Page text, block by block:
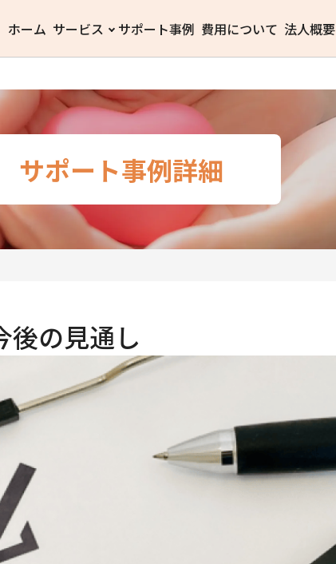
ホーム サービス サポート事例 費用について 法人概要
サポート事例詳細
後の見通し